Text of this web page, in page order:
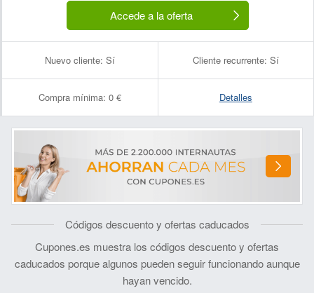
Accede a la oferta
Nuevo cliente: Sí Cliente recurrente: Sí
Compra mínima: 0 € Detalles
Códigos descuento y ofertas caducados
Cupones.es muestra los códigos descuento y ofertas
caducados porque algunos pueden seguir funcionando aunque
hayan vencido.